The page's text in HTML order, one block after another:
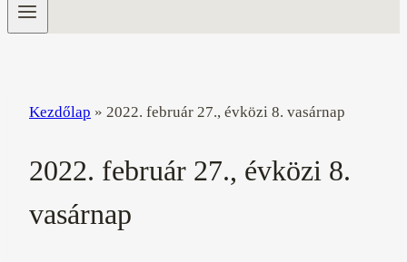
Kezdőlap » 2022. február 27., évközi 8. vasárnap
2022. február 27., évközi 8.
vasárnap